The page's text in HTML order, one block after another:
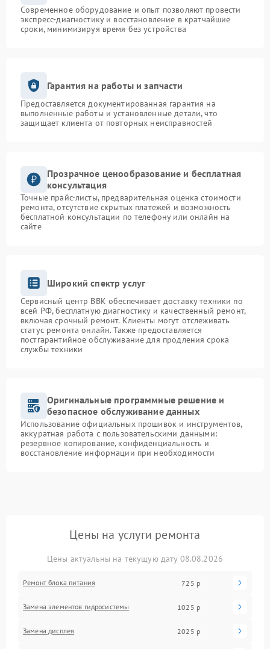
Современное оборудование и опыт позволяют провести
экспресс-диагностику и восстановление в кратчайшие
сроки, минимизируя время без устройства
Гарантия на работы и запчасти
Предоставляется документированная гарантия на
выполненные работы и установленные детали, что
защищает клиента от повторных неисправностей
Прозрачное ценообразование и бесплатная
консультация
Точные прайс-листы, предварительная оценка стоимости
ремонта, отсутствие скрытых платежей и возможность
бесплатной консультации по телефону или онлайн на
сайте
Широкий спектр услуг
Сервисный центр BBK обеспечивает доставку техники по
всей РФ, бесплатную диагностику и качественный ремонт,
включая срочный ремонт. Клиенты могут отслеживать
статус ремонта онлайн. Также предоставляется
постгарантийное обслуживание для продления срока
службы техники
Оригинальные программные решение и
безопасное обслуживание данных
Использование официальных прошивок и инструментов,
аккуратная работа с пользовательскими данными:
резервное копирование, конфиденциальность и
восстановление информации при необходимости
Цены на услуги ремонта
Цены актуальны на текущую дату 08.08.2026
Ремонт блока питания 725 р
Замена элементов гидросистемы 1025 р
Замена дисплея 2025 р